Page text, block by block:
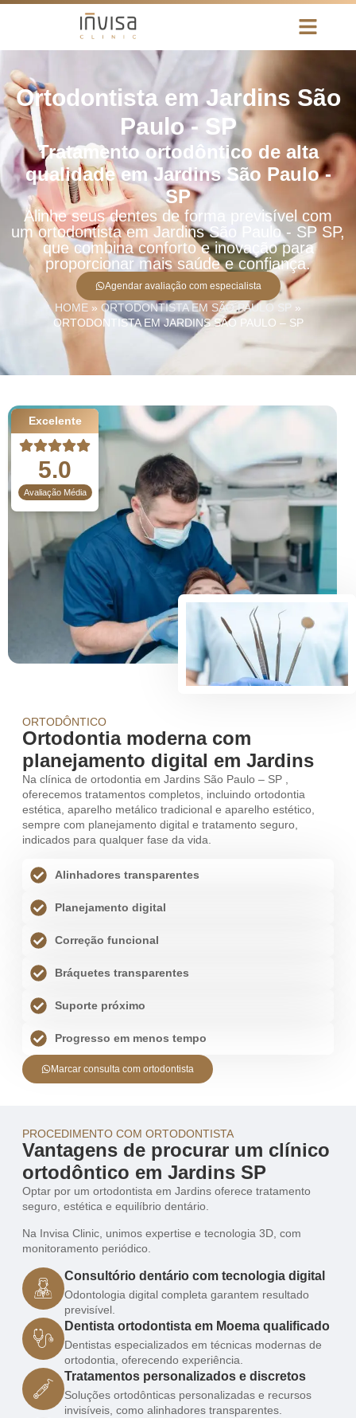
Ortodontista em Jardins São
Paulo - SP
Tratamento ortodôntico de alta
qualidade em Jardins São Paulo -
SP
Alinhe seus dentes de forma previsível com
um ortodontista em Jardins São Paulo - SP SP,
que combina conforto e inovação para
proporcionar mais saúde e confiança.
Agendar avaliação com especialista
HOME » ORTODONTISTA EM SÃO PAULO SP »
ORTODONTISTA EM JARDINS SÃO PAULO – SP
Excelente
5.0
Avaliação Média
ORTODÔNTICO
Ortodontia moderna com
planejamento digital em Jardins
Na clínica de ortodontia em Jardins São Paulo – SP ,
oferecemos tratamentos completos, incluindo ortodontia
estética, aparelho metálico tradicional e aparelho estético,
sempre com planejamento digital e tratamento seguro,
indicados para qualquer fase da vida.
Alinhadores transparentes
Planejamento digital
Correção funcional
Bráquetes transparentes
Suporte próximo
Progresso em menos tempo
Marcar consulta com ortodontista
PROCEDIMENTO COM ORTODONTISTA
Vantagens de procurar um clínico
ortodôntico em Jardins SP
Optar por um ortodontista em Jardins oferece tratamento
seguro, estética e equilíbrio dentário.
Na Invisa Clinic, unimos expertise e tecnologia 3D, com
monitoramento periódico.
Consultório dentário com tecnologia digital
Odontologia digital completa garantem resultado
previsível.
Dentista ortodontista em Moema qualificado
Dentistas especializados em técnicas modernas de
ortodontia, oferecendo experiência.
Tratamentos personalizados e discretos
Soluções ortodônticas personalizadas e recursos
invisíveis, como alinhadores transparentes.